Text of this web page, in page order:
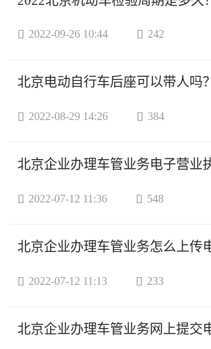
 2022-09-26 10:44  242
北京电动自行车后座可以带人吗？
 2022-08-29 14:26  384
 2022-07-12 11:36  548
 2022-07-12 11:13  233